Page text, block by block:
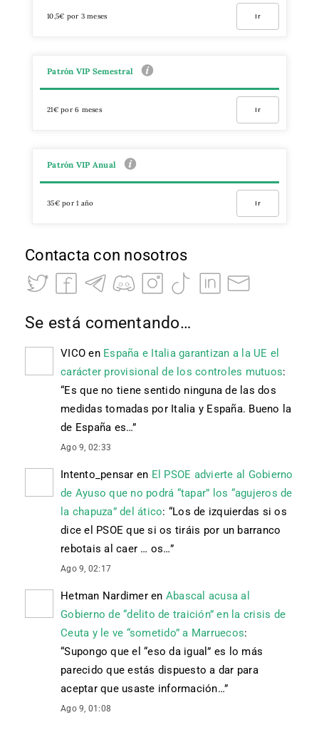
10,5€ por 3 meses Ir
Patrón VIP Semestral
21€ por 6 meses Ir
Patrón VIP Anual
35€ por 1 año Ir
Contacta con nosotros
Se está comentando…
VICO en España e Italia garantizan a la UE el
carácter provisional de los controles mutuos:
“Es que no tiene sentido ninguna de las dos
medidas tomadas por Italia y España. Bueno la
de España es…”
Ago 9, 02:33
Intento_pensar en El PSOE advierte al Gobierno
de Ayuso que no podrá “tapar” los “agujeros de
la chapuza” del ático: “Los de izquierdas si os
dice el PSOE que si os tiráis por un barranco
rebotais al caer … os…”
Ago 9, 02:17
Hetman Nardimeren Abascal acusa al
Gobierno de “delito de traición” en la crisis de
Ceuta y le ve “sometido” a Marruecos:
“Supongo que el “eso da igual” es lo más
parecido que estás dispuesto a dar para
aceptar que usaste información…”
Ago 9, 01:08